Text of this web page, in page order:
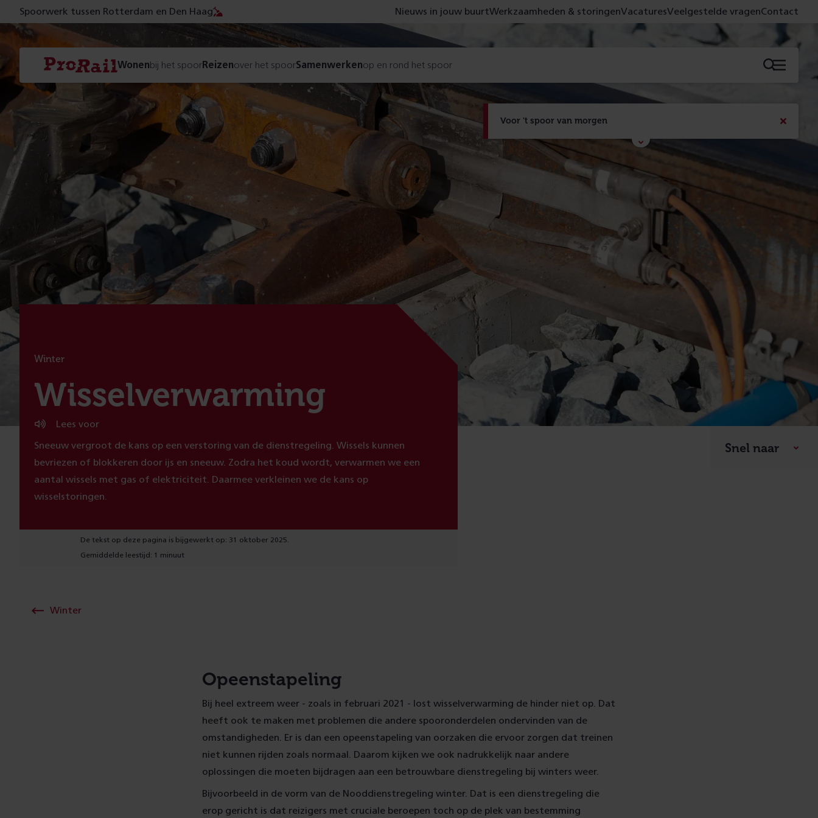
Voor 't spoor van morgen
Met de campagne 'Voor 't spoor naar morgen' laten
we zien wat er vandaag gebeurt en wat dat -
figuurlijk gezien - morgen oplevert.
sluiten
Spoorwerk tussen Rotterdam en Den Haag Nieuws in jouw buurtWerkzaamheden & storingenVacaturesVeelgestelde vragenContact
Navigatie
Homepage
ProRail
Wonenbij het spoorReizenover het spoorSamenwerkenop en rond het spoor Menu
Winter
:
Wisselverwarming
Lees voor
Sneeuw vergroot de kans op een verstoring van de dienstregeling. Wissels kunnen
bevriezen of blokkeren door ijs en sneeuw. Zodra het koud wordt, verwarmen we een
aantal wissels met gas of elektriciteit. Daarmee verkleinen we de kans op
wisselstoringen.
De tekst op deze pagina is bijgewerkt op: 31 oktober 2025.
Gemiddelde leestijd: 1 minuut
Snel naar
Winter
Opeenstapeling
Bij heel extreem weer - zoals in februari 2021 - lost wisselverwarming de hinder niet op. Dat
heeft ook te maken met problemen die andere spooronderdelen ondervinden van de
omstandigheden. Er is dan een opeenstapeling van oorzaken die ervoor zorgen dat treinen
niet kunnen rijden zoals normaal. Daarom kijken we ook nadrukkelijk naar andere
oplossingen die moeten bijdragen aan een betrouwbare dienstregeling bij winters weer.
Bijvoorbeeld in de vorm van de Nooddienstregeling winter. Dat is een dienstregeling die
erop gericht is dat reizigers met cruciale beroepen toch op de plek van bestemming